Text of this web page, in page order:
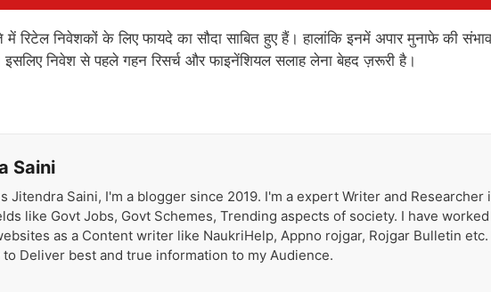
निवेशकों के लिए फायदे का सौदा साबित हुए हैं। हालांकि इनमें अपार मुनाफे की
इसलिए निवेश से पहले गहन रिसर्च और फाइनेंशियल सलाह लेना बेहद ज़रूरी है।
Saini
Jitendra Saini, I'm a blogger since 2019. I'm a expert Writer and Researcher
like Govt Jobs, Govt Schemes, Trending aspects of society. I have
as a Content writer like NaukriHelp, Appno rojgar, Rojgar Bulletin etc.
Deliver best and true information to my Audience.